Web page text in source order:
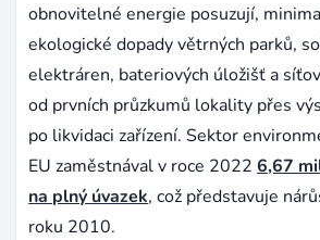
obnovitelné energie posuzují,
ekologické dopady větrných parků,
elektráren, bateriových úložišť a
od prvních průzkumů lokality přes
po likvidaci zařízení. Sektor
EU zaměstnával v roce 20226,67
na plný úvazek, což představuje
roku 2010.